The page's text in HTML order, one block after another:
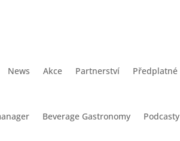
News Akce Partnerství Předplatné
Beverage Gastronomy Podcasty